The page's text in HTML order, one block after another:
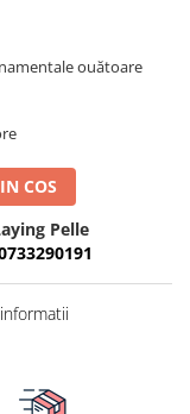
ouătoare
COS
Pelle